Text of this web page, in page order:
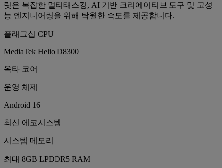
릿은 복잡한 멀티태스킹, AI 기반 크리에이티브 도구 및 고성
능 엔지니어링을 위해 탁월한 속도를 제공합니다.
플래그십 CPU
MediaTek Helio D8300
옥타 코어
운영 체제
Android 16
최신 에코시스템
시스템 메모리
최대 8GB LPDDR5 RAM